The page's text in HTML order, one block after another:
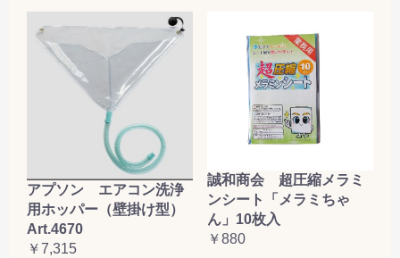
アプソン エアコン洗浄
用ホッパー（壁掛け型）
Art.4670
￥7,315
誠和商会 超圧縮メラミ
ンシート「メラミちゃ
ん」10枚入
￥880